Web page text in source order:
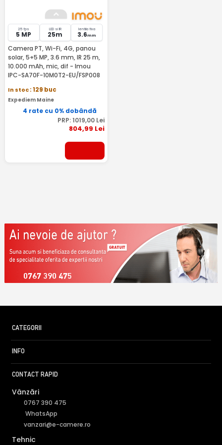
25 fps
5 MP
LED si IR
25m
lentila fixa
3.6mm
Camera PT, Wi-Fi, 4G, panou
solar, 5+5 MP, 3.6 mm, IR 25 m,
10.000 mAh, mic, dif - Imou
IPC-SA70F-10M0T2-EU/FSP008
In stoc: 129 buc
Expediem Maine
4 rate cu 0% dobândă
PRP: 1019,00Lei
804,99 Lei
0767 390 475
CATEGORII
INFO
CONTACT RAPID
Vânzări
0767 390 475
WhatsApp
vanzari@e-camere.ro
Tehnic